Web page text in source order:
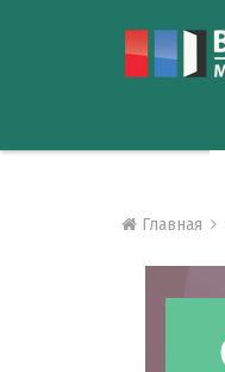
Главная